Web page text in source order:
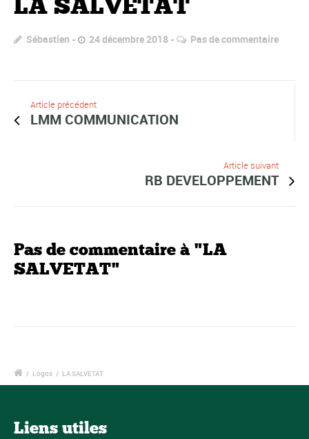
LA SALVETAT
Sébastien 24 décembre 2018 Pas de commentaire
Article précédent
LMM COMMUNICATION
Article suivant
RB DEVELOPPEMENT
Pas de commentaire à "LA
SALVETAT"
/ Logos / LA SALVETAT
Liens utiles